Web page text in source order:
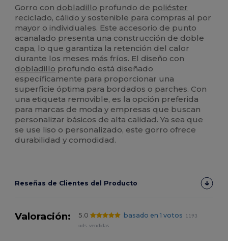
Gorro con dobladillo profundo de poliéster
reciclado, cálido y sostenible para compras al por
mayor o individuales. Este accesorio de punto
acanalado presenta una construcción de doble
capa, lo que garantiza la retención del calor
durante los meses más fríos. El diseño con
dobladillo profundo está diseñado
específicamente para proporcionar una
superficie óptima para bordados o parches. Con
una etiqueta removible, es la opción preferida
para marcas de moda y empresas que buscan
personalizar básicos de alta calidad. Ya sea que
se use liso o personalizado, este gorro ofrece
durabilidad y comodidad.
Reseñas de Clientes del Producto
Valoración: 5.0 basado en 1 votos
1193
uds. vendidas